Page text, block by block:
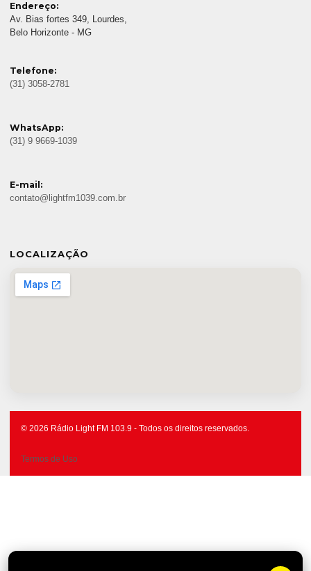
Endereço:
Av. Bias fortes 349, Lourdes,
Belo Horizonte - MG
Telefone:
(31) 3058-2781
WhatsApp:
(31) 9 9669-1039
E-mail:
contato@lightfm1039.com.br
LOCALIZAÇÃO
© 2026 Rádio Light FM 103.9 - Todos os direitos reservados.
Termos de Uso